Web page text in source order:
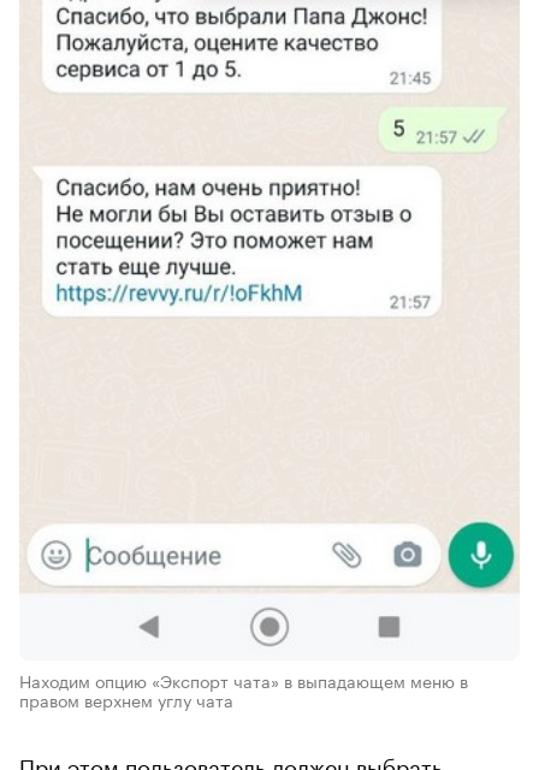
Находим опцию «Экспорт чата» в выпадающем меню в
правом верхнем углу чата